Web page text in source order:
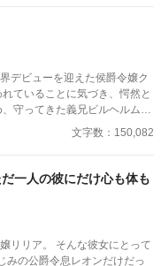
護公爵×健気な身代わり令嬢
シンデレラストーリー！
きたいと考えて旅立つことに
デビューを迎えた侯爵令嬢ク
ていることに気づき、愕然と
守ってきた義兄ビルヘルムは
捧げることを強いられる義妹
ネルは高潔な淑女クリスタに
さい。 ＊主な登場人
に憧れがなかったためダンス
恋愛事に疎い。シンプルで肌
では完璧な淑女ながら、無邪
ルヘルムや侍女のジェンには
文字数：150,082
一人の彼にだけ心も体も
リリア。 そんな彼女にとって
の公爵令息レオンだけだっ